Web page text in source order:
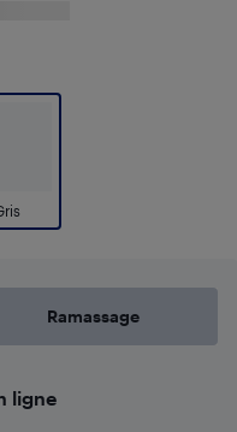
Ramassage
ligne